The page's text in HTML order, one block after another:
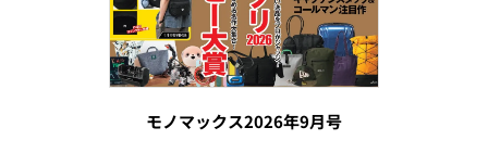
モノマックス2026年9月号